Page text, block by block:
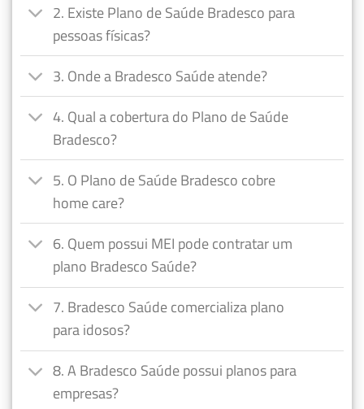
2. Existe Plano de Saúde Bradesco para
pessoas físicas?
3. Onde a Bradesco Saúde atende?
4. Qual a cobertura do Plano de Saúde
Bradesco?
5. O Plano de Saúde Bradesco cobre
home care?
6. Quem possui MEI pode contratar um
plano Bradesco Saúde?
7. Bradesco Saúde comercializa plano
para idosos?
8. A Bradesco Saúde possui planos para
empresas?